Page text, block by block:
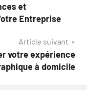
et
Entreprise
Article suivant
votre expérience
à domicile